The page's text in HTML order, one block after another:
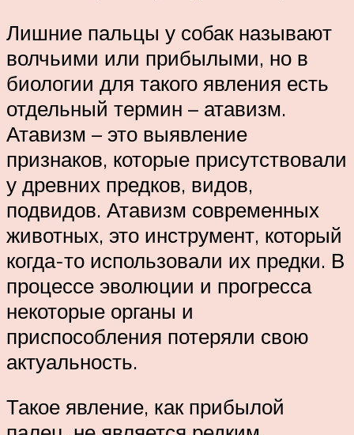
Лишние пальцы у собак называют
волчьими или прибылыми, но в
биологии для такого явления есть
отдельный термин – атавизм.
Атавизм – это выявление
признаков, которые присутствовали
у древних предков, видов,
подвидов. Атавизм современных
животных, это инструмент, который
когда-то использовали их предки. В
процессе эволюции и прогресса
некоторые органы и
приспособления потеряли свою
актуальность.
Такое явление, как прибылой